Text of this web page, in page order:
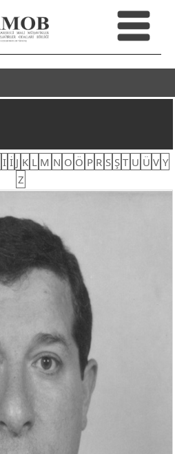
I İ J K L M N O Ö P R S Ş T U Ü V Y
Z